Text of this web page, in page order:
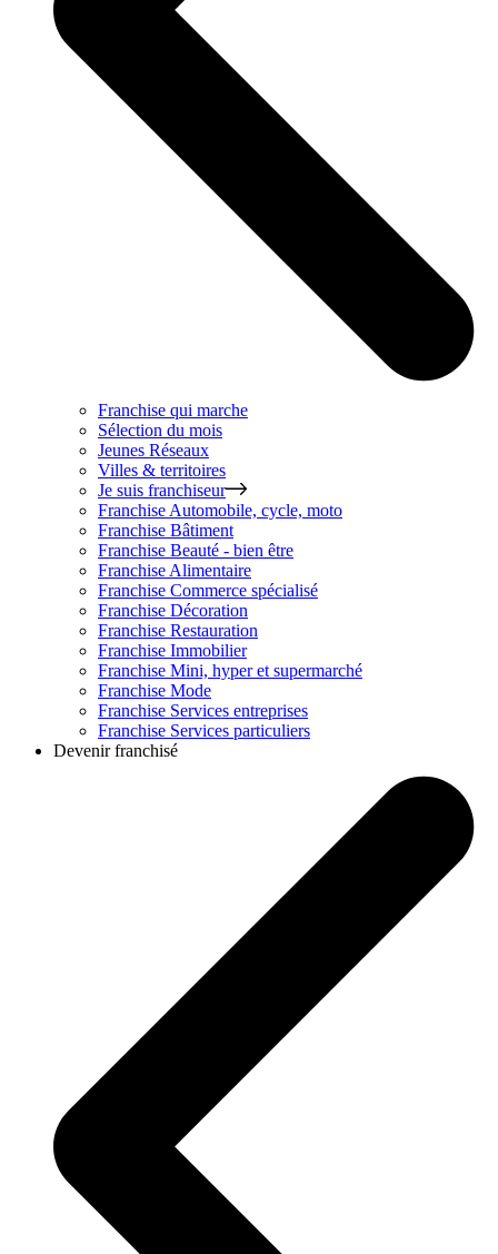
Franchise qui marche
Sélection du mois
Jeunes Réseaux
Villes & territoires
Je suis franchiseur
Franchise Automobile, cycle, moto
Franchise Bâtiment
Franchise Beauté - bien être
Franchise Alimentaire
Franchise Commerce spécialisé
Franchise Décoration
Franchise Restauration
Franchise Immobilier
Franchise Mini, hyper et supermarché
Franchise Mode
Franchise Services entreprises
Franchise Services particuliers
Devenir franchisé